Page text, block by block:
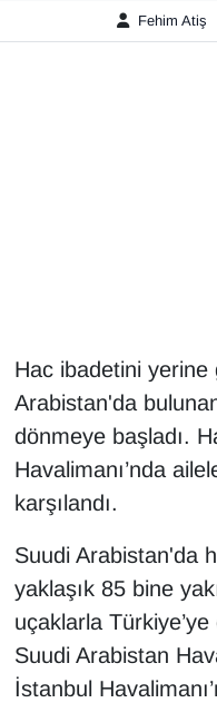
Fehim Atiş
Hac ibadetini
Arabistan'da
dönmeye başladı.
Havalimanı’nda
karşılandı.
Suudi Arabistan'da
yaklaşık 85 bine
uçaklarla
Suudi Arabistan
İstanbul
Güncel
Kamu Alımları
Kim Kimdir?
Kültür & Sanat
KURDÎ
MAGAZİN
MEDYA